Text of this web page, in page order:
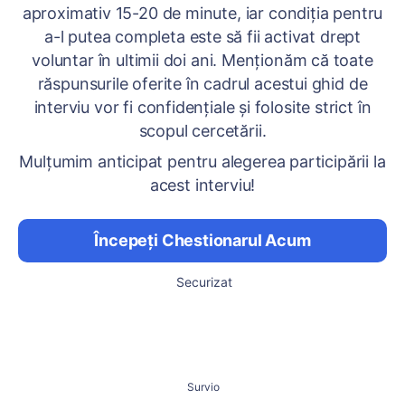
aproximativ 15-20 de minute, iar condiția pentru
a-l putea completa este să fii activat drept
voluntar în ultimii doi ani. Menționăm că toate
răspunsurile oferite în cadrul acestui ghid de
interviu vor fi confidențiale și folosite strict în
scopul cercetării.
Mulțumim anticipat pentru alegerea participării la
acest interviu!
Începeți Chestionarul Acum
Securizat
Survio